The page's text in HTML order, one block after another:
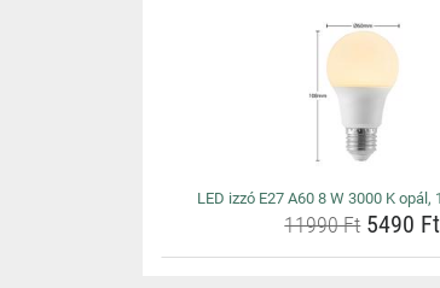
LED izzó E27 A60 8 W 3000 K
11990 Ft5490 Ft